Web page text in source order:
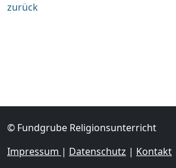
zurück
© Fundgrube Religionsunterricht
Impressum | Datenschutz | Kontakt